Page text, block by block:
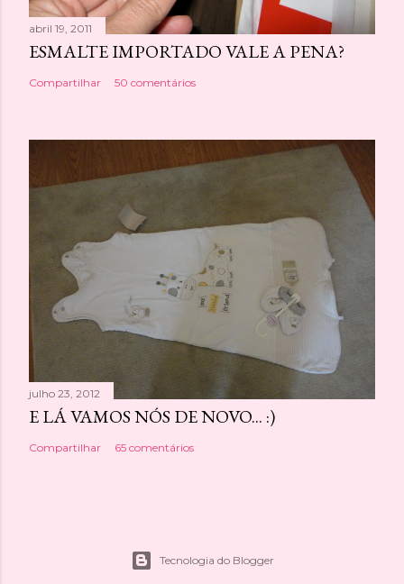
abril 19, 2011
ESMALTE IMPORTADO VALE A PENA?
Compartilhar 50 comentários
julho 23, 2012
E LÁ VAMOS NÓS DE NOVO... :)
Compartilhar 65 comentários
Tecnologia do Blogger